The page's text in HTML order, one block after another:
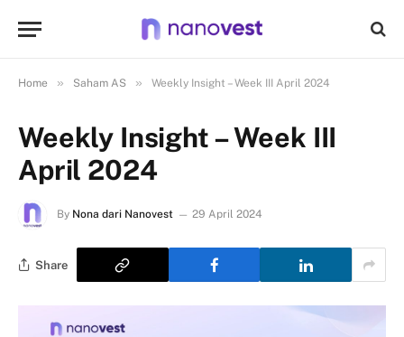
Home » Saham AS » Weekly Insight – Week III April 2024
Weekly Insight – Week III
April 2024
By Nona dari Nanovest 29 April 2024
Share